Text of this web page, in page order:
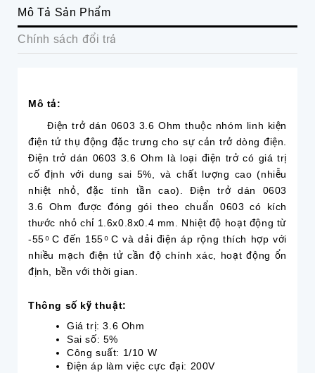
Mô Tả Sản Phẩm
Chính sách đổi trả
Mô tả:
Điện trở dán 0603 3.6 Ohm thuộc nhóm linh kiện
điện tử thụ động đặc trưng cho sự cản trở dòng điện.
Điện trở dán 0603 3.6 Ohm là loại điện trở có giá trị
cố định với dung sai 5%, và chất lượng cao (nhiễu
nhiệt nhỏ, đặc tính tần cao). Điện trở dán 0603
3.6 Ohm được đóng gói theo chuẩn 0603 có kích
thước nhỏ chỉ 1.6x0.8x0.4 mm. Nhiệt độ hoạt động từ
-55 ͦ C đến 155 ͦ C và dải điện áp rộng thích hợp với
nhiều mạch điện tử cần độ chính xác, hoạt động ổn
định, bền với thời gian.
Thông số kỹ thuật:
Giá trị: 3.6 Ohm
Sai số: 5%
Công suất: 1/10 W
Điện áp làm việc cực đại: 200V